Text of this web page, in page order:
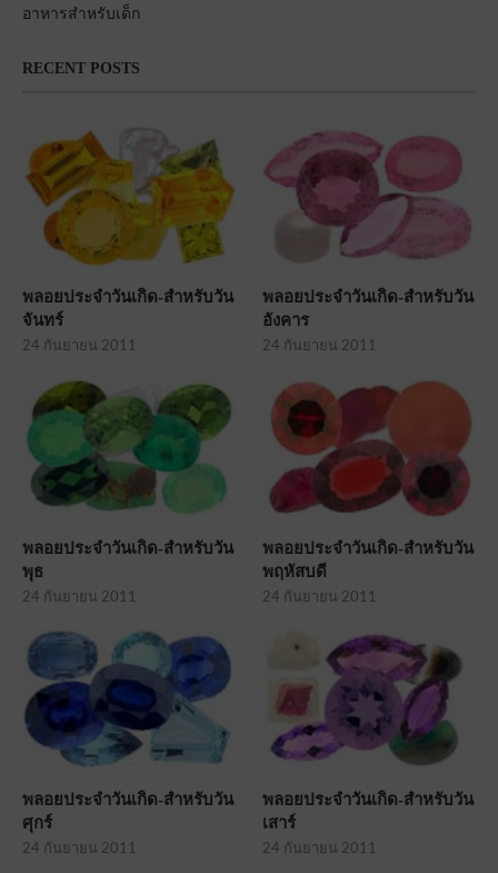
อาหารสำหรับเด็ก
RECENT POSTS
พลอยประจำวันเกิด-สำหรับวัน
จันทร์
24 กันยายน 2011
พลอยประจำวันเกิด-สำหรับวัน
อังคาร
24 กันยายน 2011
พลอยประจำวันเกิด-สำหรับวัน
พุธ
24 กันยายน 2011
พลอยประจำวันเกิด-สำหรับวัน
พฤหัสบดี
24 กันยายน 2011
พลอยประจำวันเกิด-สำหรับวัน
ศุกร์
24 กันยายน 2011
พลอยประจำวันเกิด-สำหรับวัน
เสาร์
24 กันยายน 2011